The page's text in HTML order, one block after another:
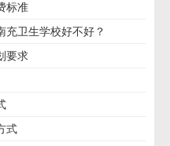
标准
充卫生学校好不好？
要求
式